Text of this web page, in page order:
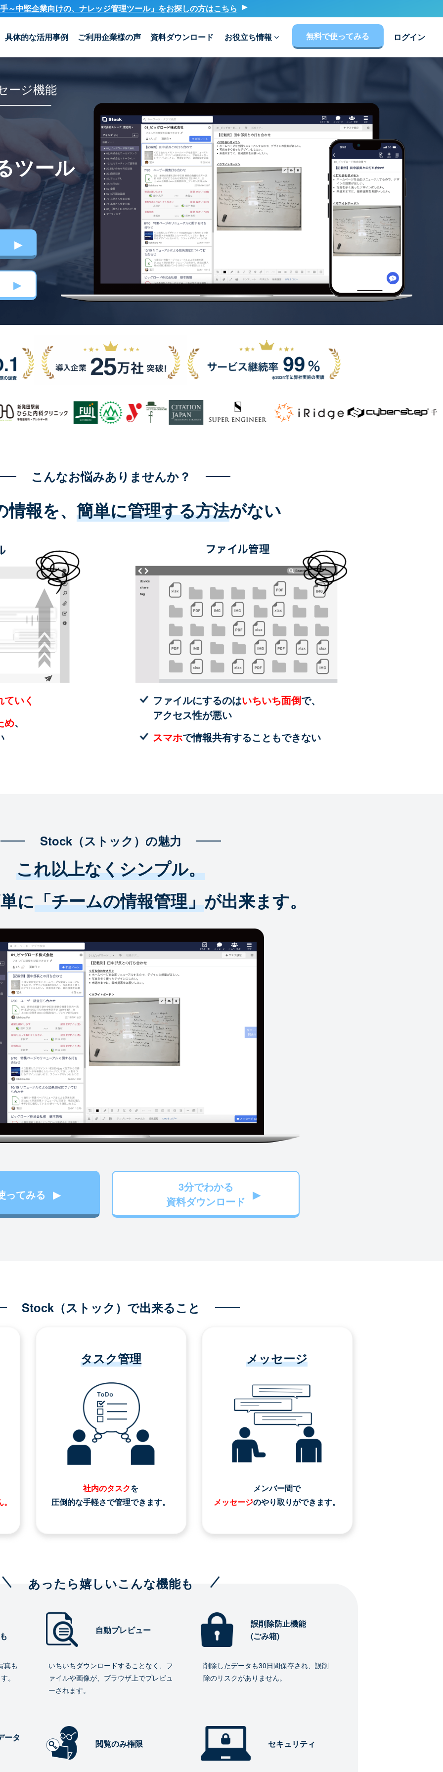
～中堅企業向けの、ナレッジ管理ツール」をお探しの方はこちら
具体的な活用事例 ご利用企業様の声 資料ダウンロード お役立ち情報 無料で使ってみる ログイン
ージ機能
ツール
こんなお悩みありませんか？
報を、 簡単に管理する方法がない
いく
め、
ファイルにするのはいちいち面倒で、
アクセス性が悪い
スマホで情報共有することもできない
Stock（ストック）の魅力
これ以上なくシンプル。
に「チームの情報管理」が出来ます。
ってみる
3分でわかる
資料ダウンロード
Stock（ストック）で出来ること
タスク管理
社内のタスクを
圧倒的な手軽さで管理できます。
メッセージ
メンバー間で
メッセージのやり取りができます。
あったら嬉しいこんな機能も
真も
。
自動プレビュー
いちいちダウンロードすることなく、フ
ァイルや画像が、ブラウザ上でプレビュ
ーされます。
誤削除防止機能
(ごみ箱)
削除したデータも30日間保存され、誤削
除のリスクがありません。
ータ
閲覧のみ権限 セキュリティ